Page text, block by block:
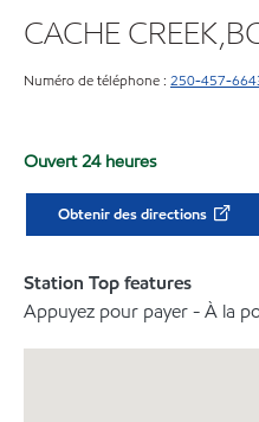
CACHE
Numéro de téléphone : 250-457-
Ouvert 24 heures
Obtenir des directions
Station Top features
Appuyez pour payer - À la